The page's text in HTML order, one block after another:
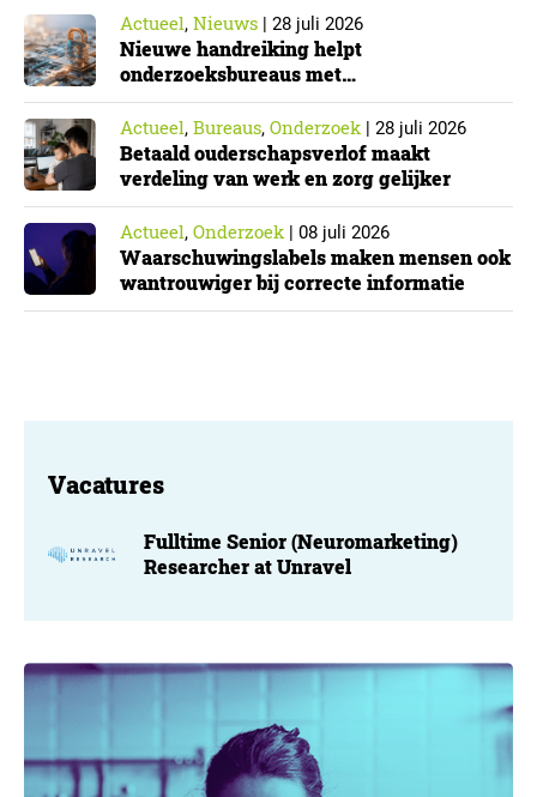
Actueel, Nieuws | 28 juli 2026
Nieuwe handreiking helpt
onderzoeksbureaus met
Cyberbeveiligingswet
Actueel, Bureaus, Onderzoek| 28 juli 2026
Betaald ouderschapsverlof maakt
verdeling van werk en zorg gelijker
Actueel, Onderzoek| 08 juli 2026
Waarschuwingslabels maken mensen ook
wantrouwiger bij correcte informatie
Vacatures
Fulltime Senior (Neuromarketing)
Researcher at Unravel